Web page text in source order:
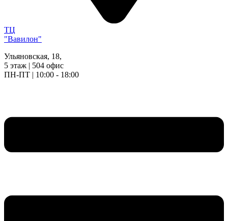
ТЦ
"Вавилон"
Ульяновская, 18,
5 этаж | 504 офис
ПН-ПТ | 10:00 - 18:00